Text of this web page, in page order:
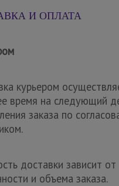
И ОПЛАТА
курьером
время на следующий
заказа по
доставки зависит от
и объема заказа.